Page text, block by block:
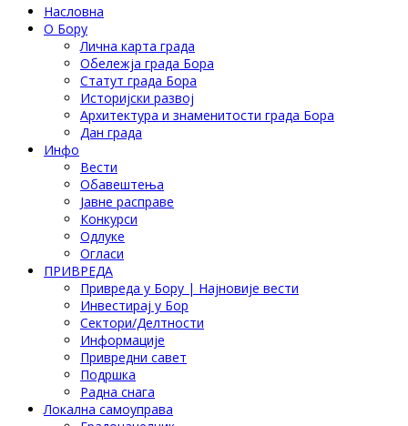
Насловна
О Бору
Лична карта града
Обележја града Бора
Статут града Бора
Историјски развој
Архитектура и знаменитости града Бора
Дан града
Инфо
Вести
Обавештења
Јавне расправе
Конкурси
Одлуке
Огласи
ПРИВРЕДА
Привреда у Бору | Најновије вести
Инвестирај у Бор
Сектори/Делтности
Информације
Привредни савет
Подршка
Радна снага
Локална самоуправа